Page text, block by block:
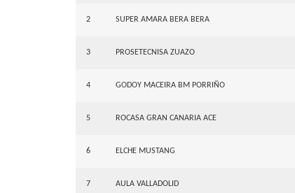
2 SUPER AMARA BERA BERA
3 PROSETECNISA ZUAZO
4 GODOY MACEIRA BM PORRIÑO
5 ROCASA GRAN CANARIA ACE
6 ELCHE MUSTANG
7 AULA VALLADOLID